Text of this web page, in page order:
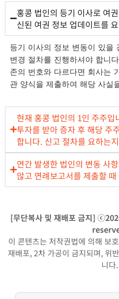
홍콩 법인의 등기 이사로 여
신된 여권 정보 업데이트를
등기 이사의 정보 변동이 있을
변경 절차를 진행하셔야 합니
존의 번호와 다르다면 회사는
관 양식을 제출하여 해당 사실
현재 홍콩 법인의 1인 주주입
투자를 받아 증자 후 해당 주
합니다. 신고 절차를 요하는
연간 발생한 법인의 변동 사
않고 연례보고서를 제출할
[무단복사 및 재배포 금지]
이 콘텐츠는 저작권법에 의해 보
재배포, 2차 가공이 금지되며, 위
니다.